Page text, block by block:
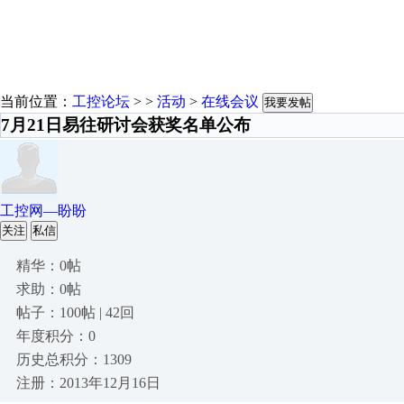
当前位置： 工控论坛 > > 活动 > 在线会议 我要发帖
7月21日易往研讨会获奖名单公布
工控网—盼盼
关注 私信
精华：0帖
求助：0帖
帖子：100帖 | 42回
年度积分：0
历史总积分：1309
注册：2013年12月16日